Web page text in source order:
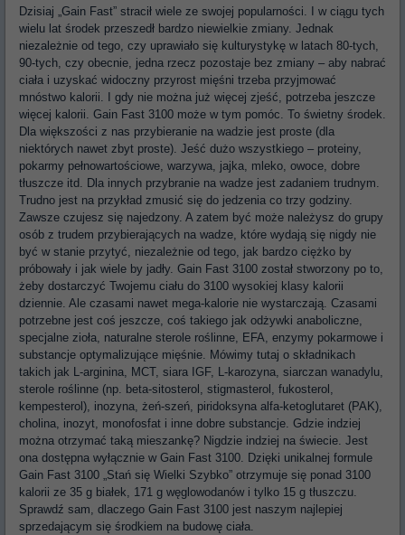
Dzisiaj „Gain Fast” stracił wiele ze swojej popularności. I w ciągu tych
wielu lat środek przeszedł bardzo niewielkie zmiany. Jednak
niezależnie od tego, czy uprawiało się kulturystykę w latach 80-tych,
90-tych, czy obecnie, jedna rzecz pozostaje bez zmiany – aby nabrać
ciała i uzyskać widoczny przyrost mięśni trzeba przyjmować
mnóstwo kalorii. I gdy nie można już więcej zjeść, potrzeba jeszcze
więcej kalorii. Gain Fast 3100 może w tym pomóc. To świetny środek.
Dla większości z nas przybieranie na wadzie jest proste (dla
niektórych nawet zbyt proste). Jeść dużo wszystkiego – proteiny,
pokarmy pełnowartościowe, warzywa, jajka, mleko, owoce, dobre
tłuszcze itd. Dla innych przybranie na wadze jest zadaniem trudnym.
Trudno jest na przykład zmusić się do jedzenia co trzy godziny.
Zawsze czujesz się najedzony. A zatem być może należysz do grupy
osób z trudem przybierających na wadze, które wydają się nigdy nie
być w stanie przytyć, niezależnie od tego, jak bardzo ciężko by
próbowały i jak wiele by jadły. Gain Fast 3100 został stworzony po to,
żeby dostarczyć Twojemu ciału do 3100 wysokiej klasy kalorii
dziennie. Ale czasami nawet mega-kalorie nie wystarczają. Czasami
potrzebne jest coś jeszcze, coś takiego jak odżywki anaboliczne,
specjalne zioła, naturalne sterole roślinne, EFA, enzymy pokarmowe i
substancje optymalizujące mięśnie. Mówimy tutaj o składnikach
takich jak L-arginina, MCT, siara IGF, L-karozyna, siarczan wanadylu,
sterole roślinne (np. beta-sitosterol, stigmasterol, fukosterol,
kempesterol), inozyna, żeń-szeń, piridoksyna alfa-ketoglutaret (PAK),
cholina, inozyt, monofosfat i inne dobre substancje. Gdzie indziej
można otrzymać taką mieszankę? Nigdzie indziej na świecie. Jest
ona dostępna wyłącznie w Gain Fast 3100. Dzięki unikalnej formule
Gain Fast 3100 „Stań się Wielki Szybko” otrzymuje się ponad 3100
kalorii ze 35 g białek, 171 g węglowodanów i tylko 15 g tłuszczu.
Sprawdź sam, dlaczego Gain Fast 3100 jest naszym najlepiej
sprzedającym się środkiem na budowę ciała.